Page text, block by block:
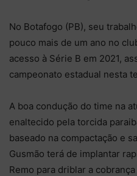
No Botafogo (PB), seu
pouco mais de um ano no
acesso à Série B em 2021,
campeonato estadual nesta
A boa condução do time na
enaltecido pela torcida
baseado na compactação e
Gusmão terá de implantar
Remo para driblar a